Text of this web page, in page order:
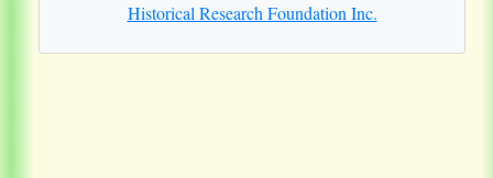
Historical Research Foundation Inc.